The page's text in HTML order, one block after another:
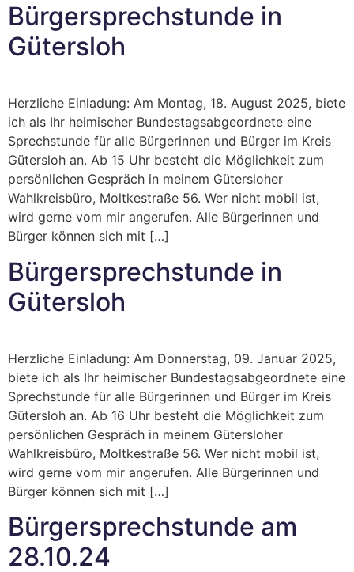
Bürgersprechstunde in
Gütersloh
Herzliche Einladung: Am Montag, 18. August 2025, biete
ich als Ihr heimischer Bundestagsabgeordnete eine
Sprechstunde für alle Bürgerinnen und Bürger im Kreis
Gütersloh an. Ab 15 Uhr besteht die Möglichkeit zum
persönlichen Gespräch in meinem Gütersloher
Wahlkreisbüro, Moltkestraße 56. Wer nicht mobil ist,
wird gerne vom mir angerufen. Alle Bürgerinnen und
Bürger können sich mit […]
Bürgersprechstunde in
Gütersloh
Herzliche Einladung: Am Donnerstag, 09. Januar 2025,
biete ich als Ihr heimischer Bundestagsabgeordnete eine
Sprechstunde für alle Bürgerinnen und Bürger im Kreis
Gütersloh an. Ab 16 Uhr besteht die Möglichkeit zum
persönlichen Gespräch in meinem Gütersloher
Wahlkreisbüro, Moltkestraße 56. Wer nicht mobil ist,
wird gerne vom mir angerufen. Alle Bürgerinnen und
Bürger können sich mit […]
Bürgersprechstunde am
28.10.24